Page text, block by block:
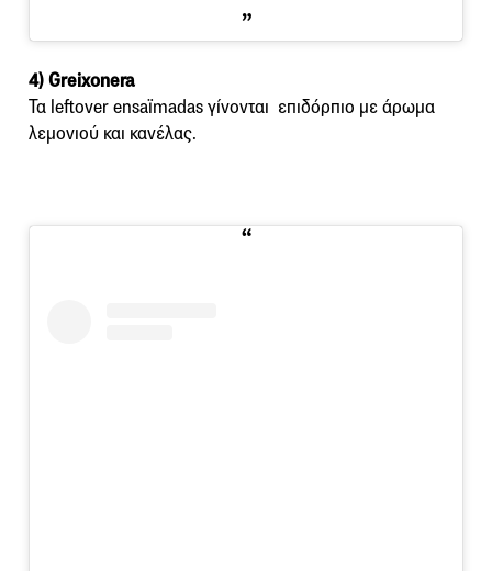
4) Greixonera
Τα leftover ensaïmadas γίνονται επιδόρπιο με άρωμα
λεμονιού και κανέλας.